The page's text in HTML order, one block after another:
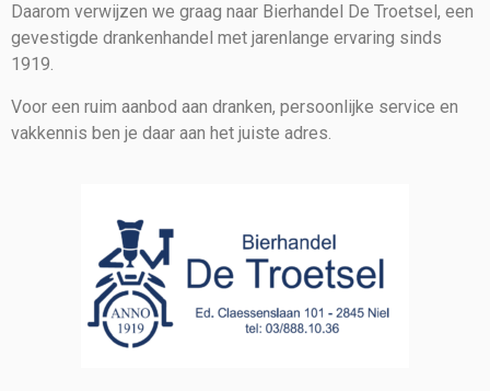
Daarom verwijzen we graag naar Bierhandel De Troetsel, een
gevestigde drankenhandel met jarenlange ervaring sinds
1919.
Voor een ruim aanbod aan dranken, persoonlijke service en
vakkennis ben je daar aan het juiste adres.